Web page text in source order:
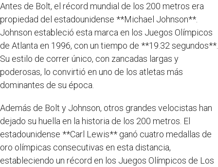
Antes de Bolt, el récord mundial de los 200 metros era
propiedad del estadounidense **Michael Johnson**.
Johnson estableció esta marca en los Juegos Olímpicos
de Atlanta en 1996, con un tiempo de **19.32 segundos**.
Su estilo de correr único, con zancadas largas y
poderosas, lo convirtió en uno de los atletas más
dominantes de su época.
Además de Bolt y Johnson, otros grandes velocistas han
dejado su huella en la historia de los 200 metros. El
estadounidense **Carl Lewis** ganó cuatro medallas de
oro olímpicas consecutivas en esta distancia,
estableciendo un récord en los Juegos Olímpicos de Los